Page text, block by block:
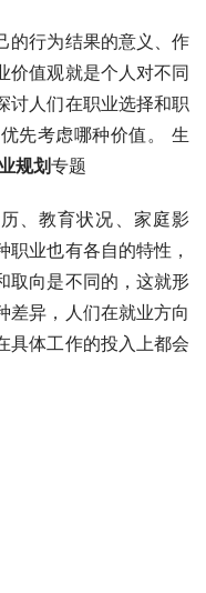
的行为结果的意义、作
价值观就是个人对不同
讨人们在职业选择和职
先考虑哪种价值。 生
规划专题
、教育状况、家庭影
业也有各自的特性，
取向是不同的，这就形
差异，人们在就业方向
具体工作的投入上都会